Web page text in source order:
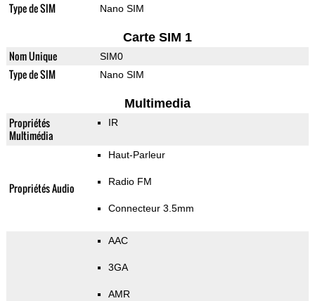
Type de SIM Nano SIM
Carte SIM 1
Nom Unique SIM0
Type de SIM Nano SIM
Multimedia
Propriétés
Multimédia
IR
Propriétés Audio
Haut-Parleur
Radio FM
Connecteur 3.5mm
AAC
3GA
AMR